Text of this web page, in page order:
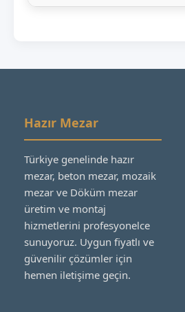
Hazır Mezar
Türkiye genelinde hazır
mezar, beton mezar, mozaik
mezar ve Döküm mezar
üretim ve montaj
hizmetlerini profesyonelce
sunuyoruz. Uygun fiyatlı ve
güvenilir çözümler için
hemen iletişime geçin.